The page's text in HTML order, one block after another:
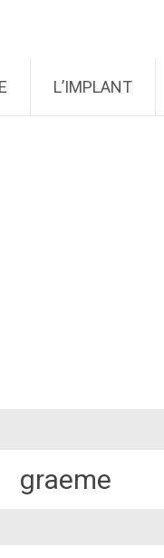
L’IMPLANT
graeme